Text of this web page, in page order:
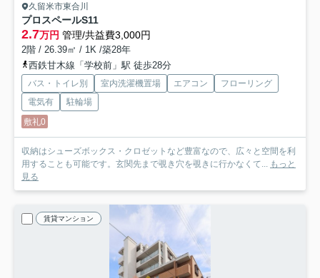
久留米市東合川
プロスペールS11
2.7万円 管理/共益費3,000円
2階 / 26.39㎡ / 1K /築28年
西鉄甘木線「学校前」駅 徒歩28分
バス・トイレ別 室内洗濯機置場 エアコン
フローリング
電気有
駐輪場
敷礼0
収納はシューズボックス・クロゼットなど豊富なので、広々と空間を利
用することも可能です。玄関先まで覗き穴を覗きに行かなくて...
もっと
見る
賃貸マンション